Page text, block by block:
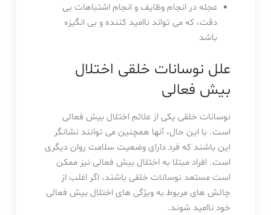
عجله در انجام وظایف و انجام اشتباهات بی
دقت، که می تواند ناامید کننده و بی انگیزه
باشد
علل نوسانات خلقی اختلال
بیش فعالی
نوسانات خلقی یکی از علائم اختلال بیش فعالی
است. با این حال، آنها همچنین می توانند نشانگر
این باشند که فرد دارای وضعیت سلامت روان دیگری
است. افراد مبتلا به اختلال بیش فعالی نیز ممکن
است مستعد نوسانات خلقی باشند، اگر اغلب از
چالش های مربوط به ویژگی های اختلال بیش فعالی
خود ناامید شوند.